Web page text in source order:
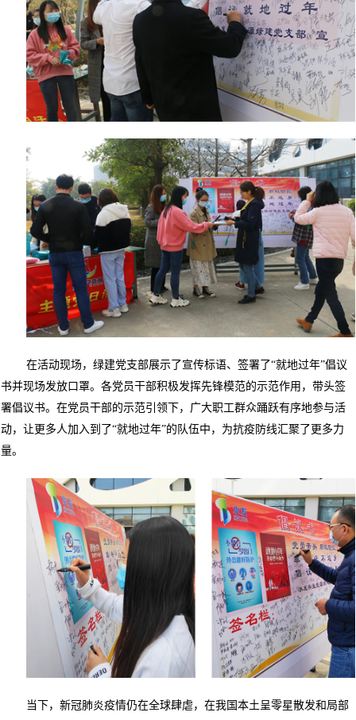
在活动现场，绿建党支部展示了宣传标语、签署了“就地过年”倡议
书并现场发放口罩。各党员干部积极发挥先锋模范的示范作用，带头签
署倡议书。在党员干部的示范引领下，广大职工群众踊跃有序地参与活
动，让更多人加入到了“就地过年”的队伍中，为抗疫防线汇聚了更多力
量。
当下，新冠肺炎疫情仍在全球肆虐，在我国本土呈零星散发和局部